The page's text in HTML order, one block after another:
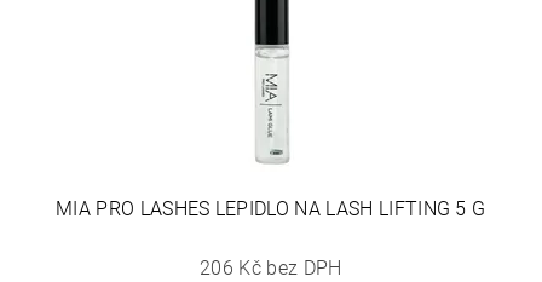
MIA PRO LASHES LEPIDLO NA LASH LIFTING 5 G
206 Kč bez DPH